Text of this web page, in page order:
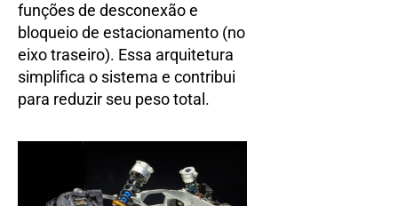
funções de desconexão e
bloqueio de estacionamento (no
eixo traseiro). Essa arquitetura
simplifica o sistema e contribui
para reduzir seu peso total.